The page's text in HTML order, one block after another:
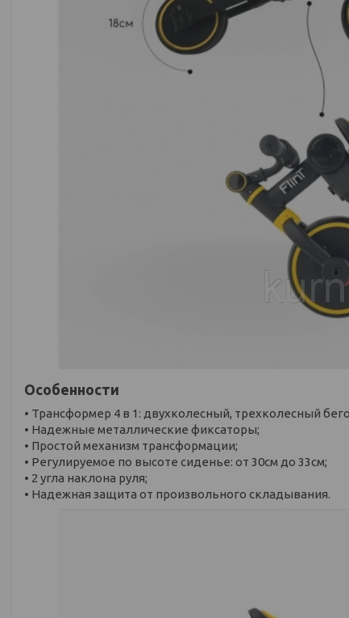
Особенности
• Трансформер 4 в 1: двухколесный, трехколесный
• Надежные металлические фиксаторы;
• Простой механизм трансформации;
• Регулируемое по высоте сиденье: от 30см до 33см;
• 2 угла наклона руля;
• Надежная защита от произвольного складывания.